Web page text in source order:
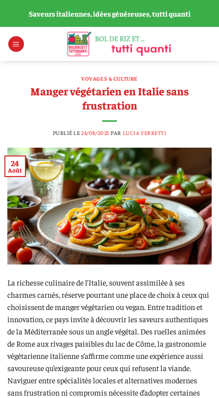
contenu
Saveurs italiennes, idées généreuses, tutti quanti
VOYAGES & CULTURE
Manger végétarien en Italie sans
frustration
PUBLIÉ LE24/08/2025 PAR LUCIA FERRETTI
24
Août
La richesse culinaire de l’Italie, souvent assimilée à ses
charmes carnés, réserve pourtant une place de choix à ceux qui
choisissent de manger végétarien ou vegan. Entre tradition et
innovation, ce pays invite à découvrir les saveurs authentiques
de la Méditerranée sous un angle végétal. Des ruelles animées
de Rome aux rivages paisibles du lac de Côme, la gastronomie
végétarienne italienne s’affirme comme une expérience aussi
savoureuse qu’exigeante pour ceux qui refusent la viande.
Naviguer entre spécialités locales et alternatives modernes
sans frustration ni compromis nécessite d’adopter certaines